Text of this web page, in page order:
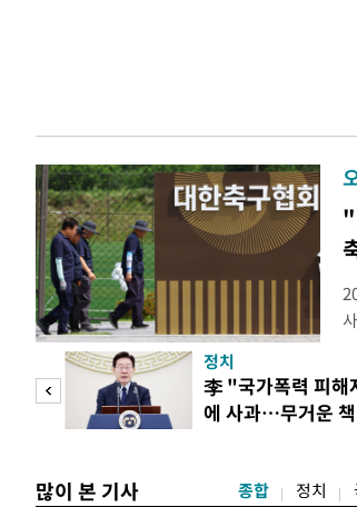
정치
李 "국가폭력 피해
에 사과…무거운 책
많이 본 기사 종합 정치